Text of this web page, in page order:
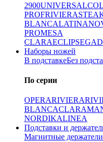
2900UNIVERSAL
PROFRIVIERA
BLANCALATINA
PROMESA
CLARAECLIPSE
Наборы ножей
В подставкеБез
По серии
OPERARIVIERA
BLANCACLARA
NORDIKALINEA
Подставки и
Магнитные держатели